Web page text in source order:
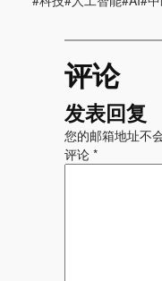
评论
发表回复
您的邮箱地址不
评论 *